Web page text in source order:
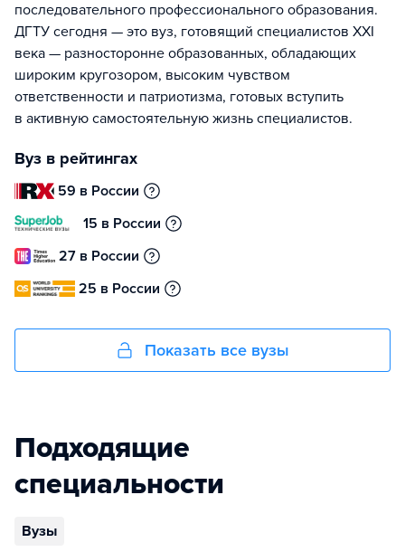
последовательного профессионального образования.
ДГТУ сегодня — это вуз, готовящий специалистов XXI
века — разносторонне образованных, обладающих
широким кругозором, высоким чувством
ответственности и патриотизма, готовых вступить
в активную самостоятельную жизнь специалистов.
Вуз в рейтингах
59 в России
15 в России
27 в России
25 в России
Показать все вузы
Подходящие
специальности
Вузы